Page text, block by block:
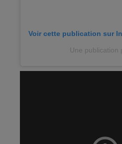
Voir cette publication sur
Une publication